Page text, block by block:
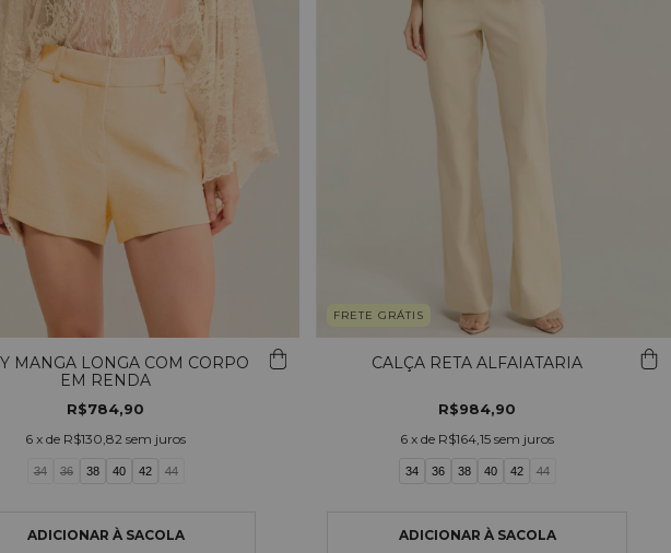
MANGA LONGA COM CORPO
EM RENDA
R$784,90
6 x de R$130,82 sem juros
34 36 38 40 42 44
FRETE GRÁTIS
CALÇA RETA ALFAIATARIA
R$984,90
6 x de R$164,15 sem juros
34 36 38 40 42 44